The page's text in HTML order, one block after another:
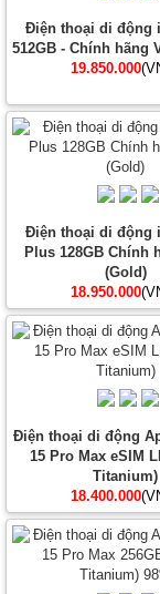
Điện thoại di động
512GB - Chính hãng
19.850.000
Điện thoại di động
Plus 128GB Chính
(Gold)
18.950.000
Điện thoại di động
15 Pro Max eSIM
Titanium)
18.400.000